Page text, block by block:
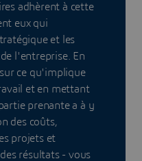
adhèrent à cette
eux qui
et les
l'entreprise. En
ce qu'implique
et en mettant
prenante a à y
des coûts,
projets et
résultats - vous